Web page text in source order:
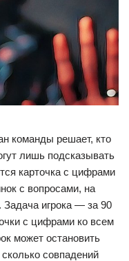
команды решает, кто
лишь подсказывать
карточка с цифрами
с вопросами, на
игрока — за 90
с цифрами ко всем
может остановить
совпадений